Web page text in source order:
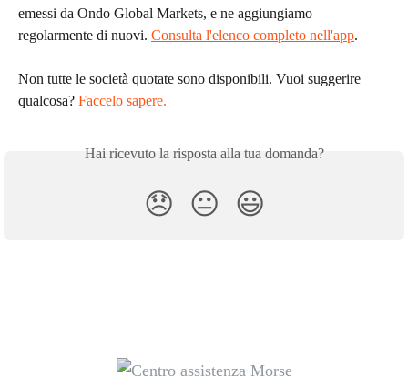
emessi da Ondo Global Markets, e ne aggiungiamo
regolarmente di nuovi. Consulta l'elenco completo nell'app.
Non tutte le società quotate sono disponibili. Vuoi suggerire
qualcosa? Faccelo sapere.
Hai ricevuto la risposta alla tua domanda?
😞 😐 😃